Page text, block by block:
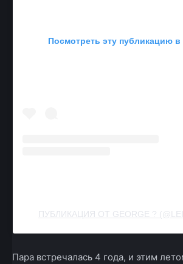
Посмотреть эту публикацию в
ПУБЛИКАЦИЯ ОТ GEORGE ?
Пара встречалась 4 года, и этим